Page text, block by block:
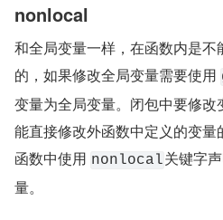
nonlocal
和全局变量一样，在函数内是
的，如果修改全局变量需要使用
变量为全局变量。闭包中要修
能直接修改外函数中定义的变
函数中使用 nonlocal关键字
量。